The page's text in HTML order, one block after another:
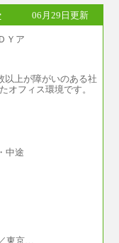
ございません。
06月29日更新
以上が障がいのある社
オフィス環境です。
中途
東京…